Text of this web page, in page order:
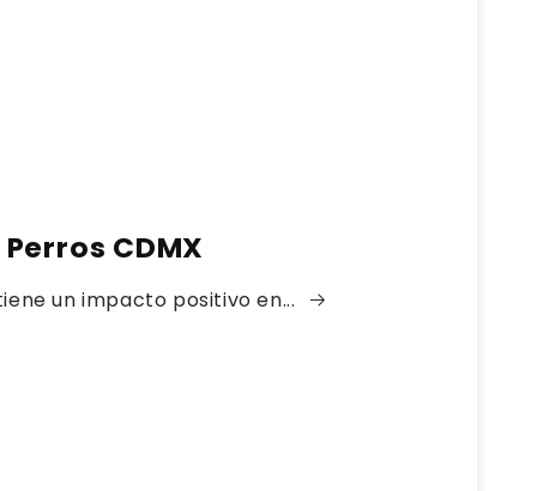
CDMX
un impacto positivo en...